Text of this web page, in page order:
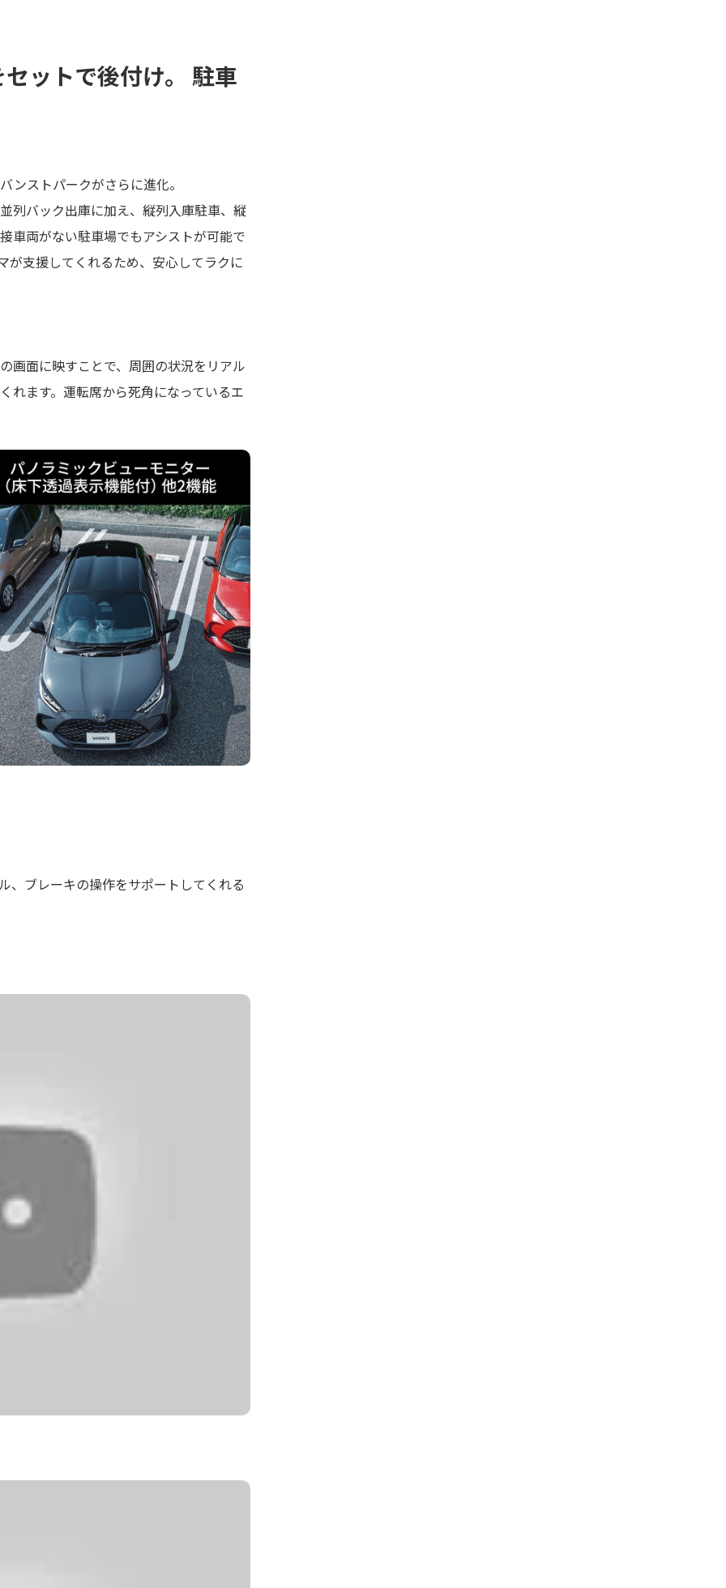
ットで後付け。 駐車
ンストパークがさらに進化。
列バック出庫に加え、縦列⼊庫駐⾞、縦
車両がない駐車場でもアシストが可能で
が支援してくれるため、安心してラクに
画面に映すことで、周囲の状況をリアル
れます。運転席から死角になっているエ
、ブレーキの操作をサポートしてくれる